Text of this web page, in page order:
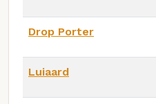
Drop Porter
Luiaard